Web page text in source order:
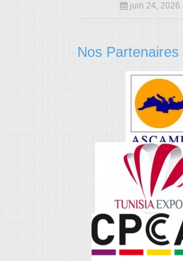
juin 24, 2026
Nos Partenaires